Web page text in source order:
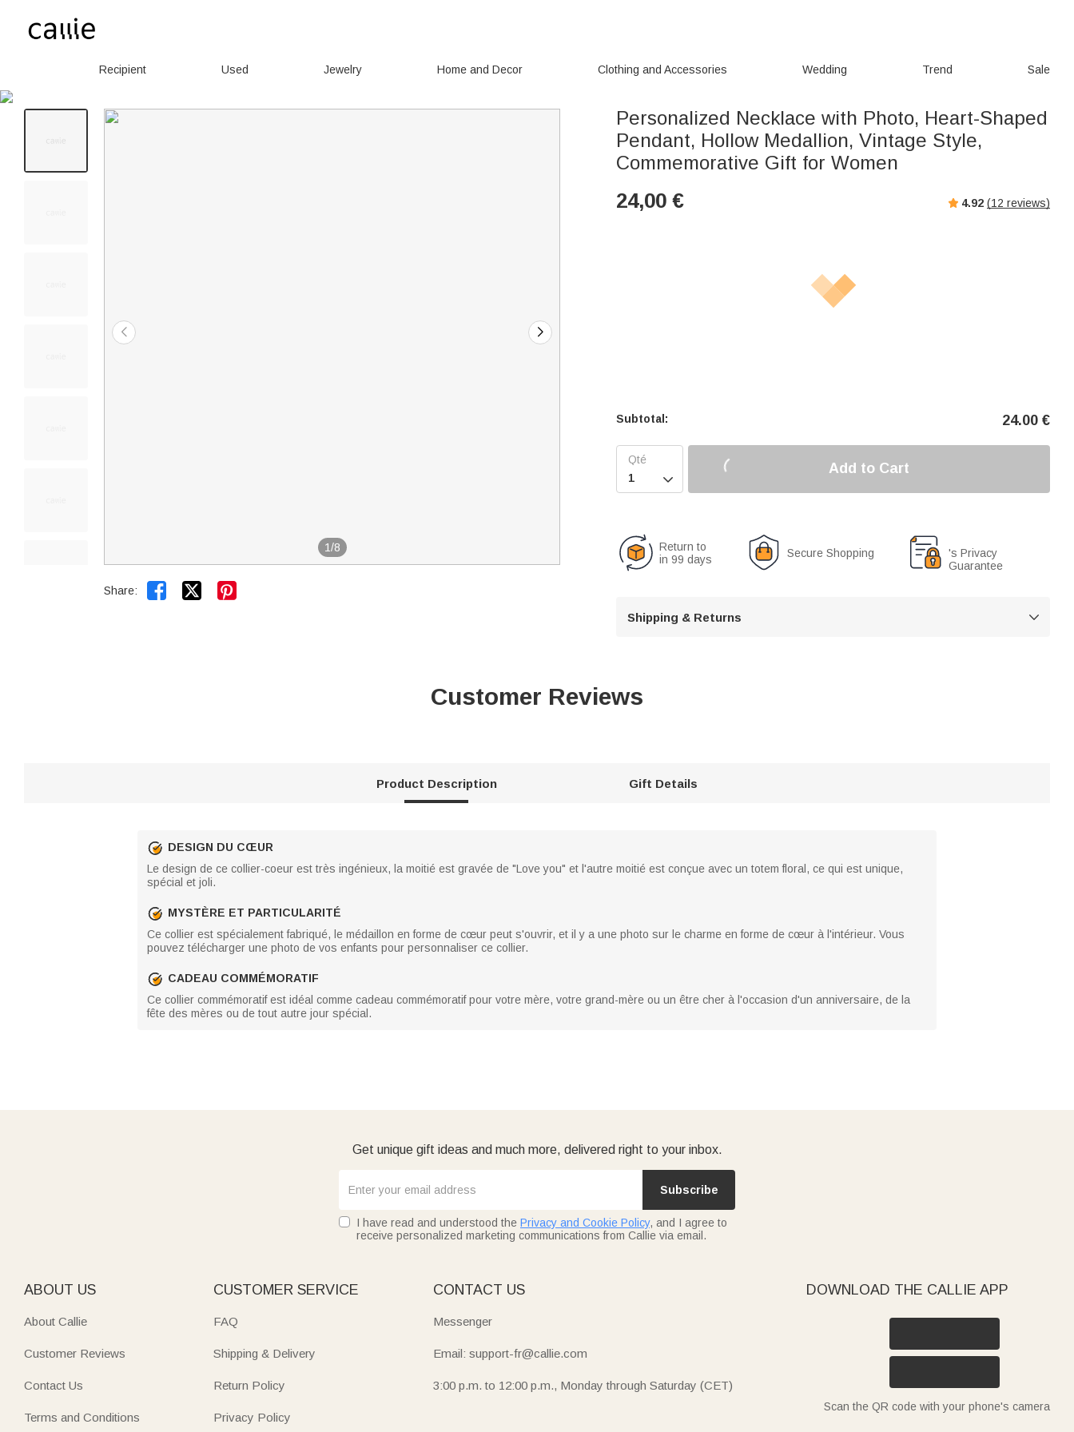
Recipient Used Jewelry Home and Decor Clothing and Accessories Wedding Trend Sale
1/8
Share:  
Personalized Necklace with Photo, Heart-Shaped
Pendant, Hollow Medallion, Vintage Style,
Commemorative Gift for Women
24,00 € 4.92 (12 reviews)
Subtotal: 24.00 €

Add to Cart
Return to
in 99 days
Secure Shopping
's Privacy
Guarantee
Shipping & Returns 
Customer Reviews
Product Description Gift Details
DESIGN DU CŒUR
Le design de ce collier-coeur est très ingénieux, la moitié est gravée de "Love you" et l'autre moitié est conçue avec un totem floral, ce qui est unique,
spécial et joli.
MYSTÈRE ET PARTICULARITÉ
Ce collier est spécialement fabriqué, le médaillon en forme de cœur peut s'ouvrir, et il y a une photo sur le charme en forme de cœur à l'intérieur. Vous
pouvez télécharger une photo de vos enfants pour personnaliser ce collier.
CADEAU COMMÉMORATIF
Ce collier commémoratif est idéal comme cadeau commémoratif pour votre mère, votre grand-mère ou un être cher à l'occasion d'un anniversaire, de la
fête des mères ou de tout autre jour spécial.
Get unique gift ideas and much more, delivered right to your inbox.
Subscribe
I have read and understood the Privacy and Cookie Policy, and I agree to
receive personalized marketing communications from Callie via email.
ABOUT US
About Callie
Customer Reviews
Contact Us
Terms and Conditions
CUSTOMER SERVICE
FAQ
Shipping & Delivery
Return Policy
Privacy Policy
CONTACT US
Messenger
Email: support-fr@callie.com
3:00 p.m. to 12:00 p.m., Monday through Saturday (CET)
DOWNLOAD THE CALLIE APP
Scan the QR code with your phone's camera